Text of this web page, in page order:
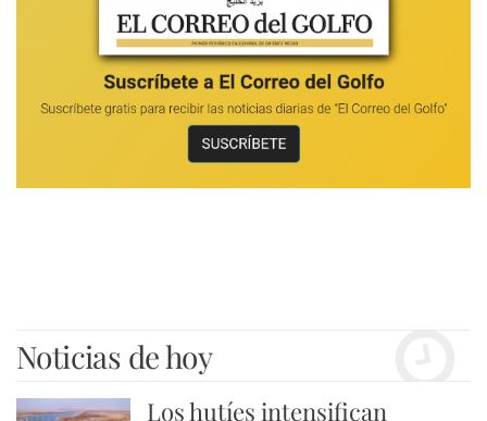
Noticias de hoy
Los hutíes intensifican